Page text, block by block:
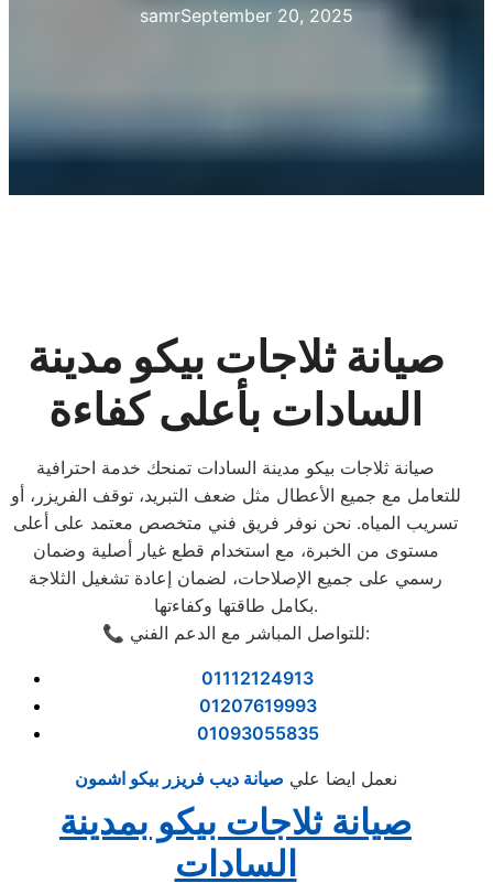
samrSeptember 20, 2025
صيانة ثلاجات بيكو مدينة
السادات بأعلى كفاءة
صيانة ثلاجات بيكو مدينة السادات تمنحك خدمة احترافية
للتعامل مع جميع الأعطال مثل ضعف التبريد، توقف الفريزر، أو
تسريب المياه. نحن نوفر فريق فني متخصص معتمد على أعلى
مستوى من الخبرة، مع استخدام قطع غيار أصلية وضمان
رسمي على جميع الإصلاحات، لضمان إعادة تشغيل الثلاجة
بكامل طاقتها وكفاءتها.
📞 للتواصل المباشر مع الدعم الفني:
01112124913
01207619993
01093055835
نعمل ايضا علي صيانة ديب فريزر بيكو اشمون
صيانة ثلاجات بيكو بمدينة
السادات